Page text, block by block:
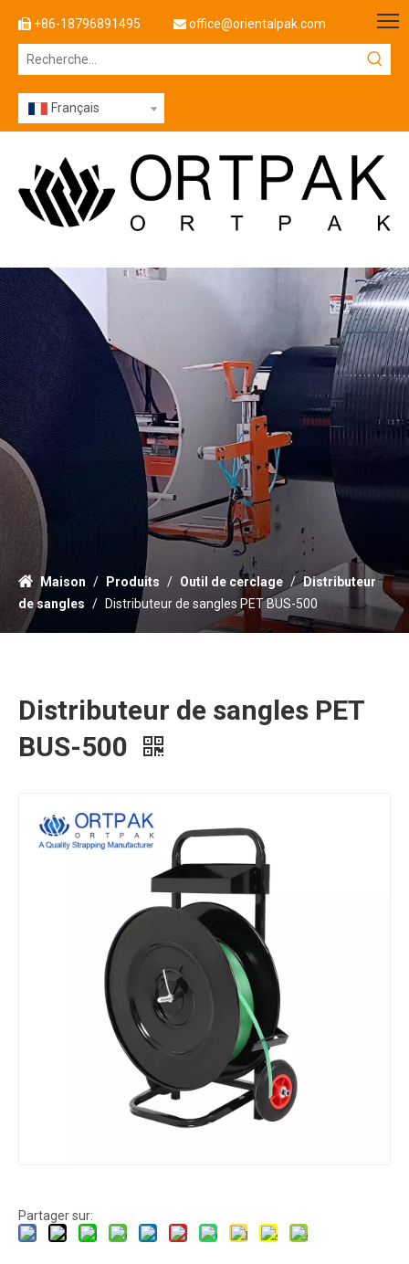
 +86-18796891495  office@orientalpak.com
Français
Maison / Produits / Outil de cerclage / Distributeur
de sangles / Distributeur de sangles PET BUS-500
Distributeur de sangles PET
BUS-500
Partager sur: